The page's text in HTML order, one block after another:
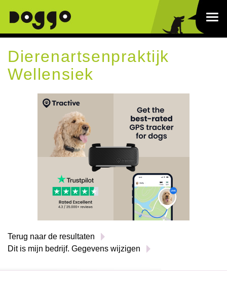
Dierenartsenpraktijk
Wellensiek
Terug naar de resultaten
Dit is mijn bedrijf. Gegevens wijzigen